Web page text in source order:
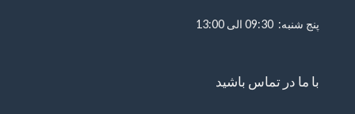
پنج شنبه: 09:30 الی 13:00
با ما در تماس باشید